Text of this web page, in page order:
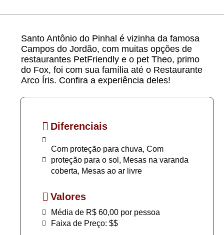
Santo Antônio do Pinhal é vizinha da famosa
Campos do Jordão, com muitas opções de
restaurantes PetFriendly e o pet Theo, primo
do Fox, foi com sua família até o Restaurante
Arco Íris. Confira a experiência deles!
Diferenciais
Com proteção para chuva, Com
proteção para o sol, Mesas na varanda
coberta, Mesas ao ar livre
Valores
Média de R$ 60,00 por pessoa
Faixa de Preço: $$